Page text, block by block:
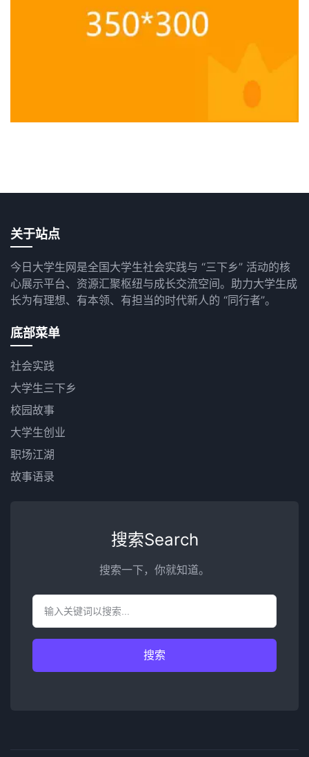
关于站点
今日大学生网是全国大学生社会实践与 “三下乡” 活动的核
心展示平台、资源汇聚枢纽与成长交流空间。助力大学生成
长为有理想、有本领、有担当的时代新人的 “同行者”。
底部菜单
社会实践
大学生三下乡
校园故事
大学生创业
职场江湖
故事语录
搜索Search
搜索一下，你就知道。
搜索